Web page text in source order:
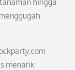
hingga
menarik